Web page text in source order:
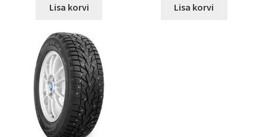
Lisa korvi Lisa korvi